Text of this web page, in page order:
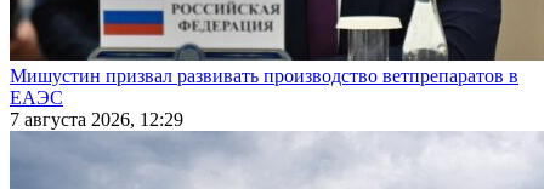
Мишустин призвал развивать производство ветпрепаратов в
ЕАЭС
7 августа 2026, 12:29